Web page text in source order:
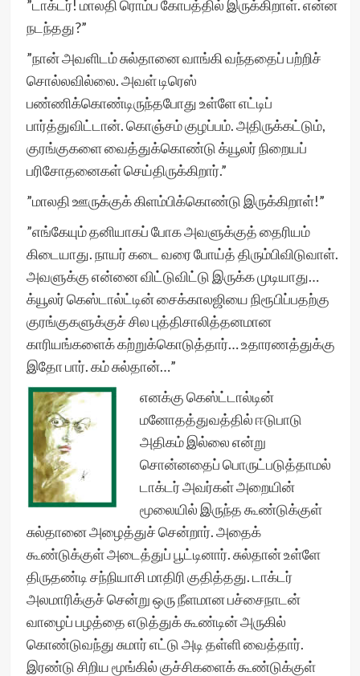
”டாக்டர்! மாலதி ரொம்ப கோபத்தில் இருக்கிறாள். என்ன
நடந்தது?”
”நான் அவளிடம் சுல்தானை வாங்கி வந்ததைப் பற்றிச்
சொல்லவில்லை. அவள் டிரெஸ்
பண்ணிக்கொண்டிருந்தபோது உள்ளே எட்டிப்
பார்த்துவிட்டான். கொஞ்சம் குழப்பம். அதிருக்கட்டும்,
குரங்குகளை வைத்துக்கொண்டு க்யூலர் நிறையப்
பரிசோதனைகள் செய்திருக்கிறார்.”
”மாலதி ஊருக்குக் கிளம்பிக்கொண்டு இருக்கிறாள்!”
”எங்கேயும் தனியாகப் போக அவளுக்குத் தைரியம்
கிடையாது. நாயர் கடை வரை போய்த் திரும்பிவிடுவாள்.
அவளுக்கு என்னை விட்டுவிட்டு இருக்க முடியாது…
க்யூலர் கெஸ்டால்ட்டின் சைக்காலஜியை நிரூபிப்பதற்கு
குரங்குகளுக்குச் சில புத்திசாலித்தனமான
காரியங்களைக் கற்றுக்கொடுத்தார்… உதாரணத்துக்கு
இதோ பார். கம் சுல்தான்…”
எனக்கு கெஸ்ட்டால்டின்
மனோதத்துவத்தில் ஈடுபாடு
அதிகம் இல்லை என்று
சொன்னதைப் பொருட்படுத்தாமல்
டாக்டர் அவர்கள் அறையின்
மூலையில் இருந்த கூண்டுக்குள்
சுல்தானை அழைத்துச் சென்றார். அதைக்
கூண்டுக்குள் அடைத்துப் பூட்டினார். சுல்தான் உள்ளே
திருதண்டி சந்நியாசி மாதிரி குதித்தது. டாக்டர்
அலமாரிக்குச் சென்று ஒரு நீளமான பச்சைநாடன்
வாழைப் பழத்தை எடுத்துக் கூண்டின் அருகில்
கொண்டுவந்து சுமார் எட்டு அடி தள்ளி வைத்தார்.
இரண்டு சிறிய மூங்கில் குச்சிகளைக் கூண்டுக்குள்